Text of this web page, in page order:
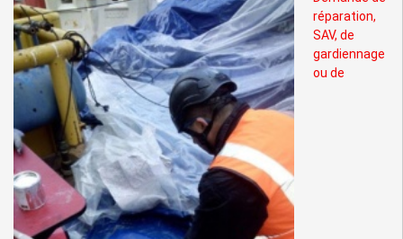
réparation,
SAV, de
gardiennage
ou de